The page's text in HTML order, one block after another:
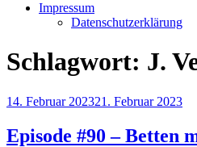
Impressum
Datenschutzerklärung
Schlagwort: J.
Veröffentlicht
14. Februar 202321. Februar 2023
Episode #90 – Betten